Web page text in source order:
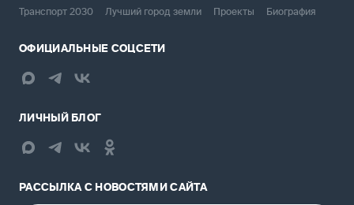
Транспорт 2030
Лучший город земли Проекты Биография
ОФИЦИАЛЬНЫЕ СОЦСЕТИ
ЛИЧНЫЙ БЛОГ
РАССЫЛКА С НОВОСТЯМИ САЙТА